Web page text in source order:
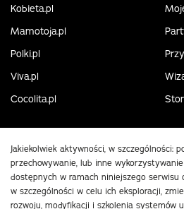
Kobieta.pl
Mamotoja.pl
Polki.pl
Viva.pl
Cocolita.pl
Jakiekolwiek aktywności, w szczególności:
przechowywanie, lub inne
dostępnych w ramach niniejszego serwisu
w szczególności w celu ich eksploracji,
rozwoju, modyfikacji i szkolenia systemów